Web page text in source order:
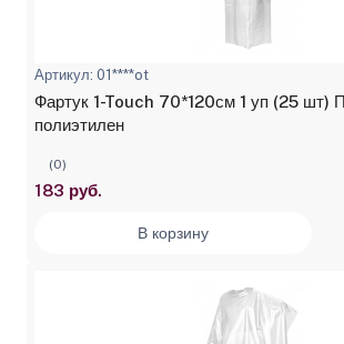
Артикул: 01****ot
Фартук 1-Touch 70*120см 1 уп (25 шт)
полиэтилен
(0)
183 руб.
В корзину